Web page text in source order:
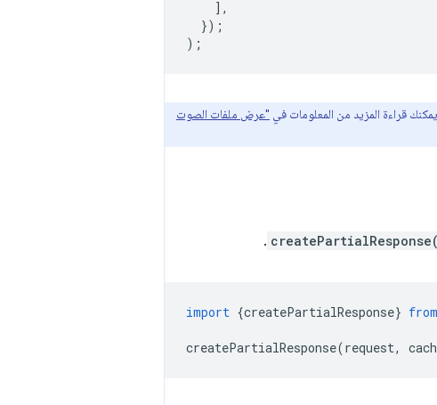
],
});
);
قراءة المزيد من المعلومات في "عرض ملفات الصوت
.
import {createPartialResponse} from
createPartialResponse(request,